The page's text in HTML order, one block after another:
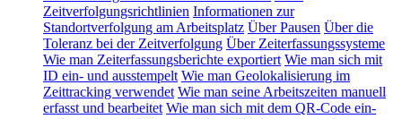
Zeitverfolgungsrichtlinien Informationen zur
Standortverfolgung am Arbeitsplatz Über Pausen Über die
Toleranz bei der Zeitverfolgung Über Zeiterfassungssysteme
Wie man Zeiterfassungsberichte exportiert Wie man sich mit
ID ein- und ausstempelt Wie man Geolokalisierung im
Zeittracking verwendet Wie man seine Arbeitszeiten manuell
erfasst und bearbeitet Wie man sich mit dem QR-Code ein-